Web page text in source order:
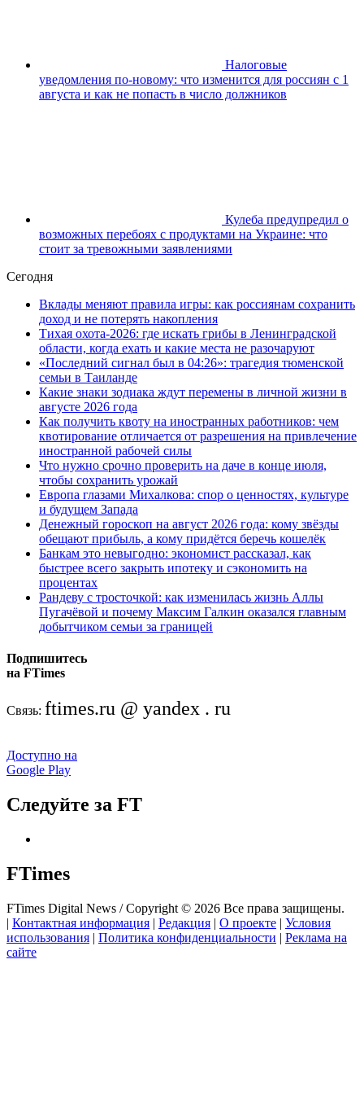
Налоговые
уведомления по-новому: что изменится для россиян с 1
августа и как не попасть в число должников
Кулеба предупредил о
возможных перебоях с продуктами на Украине: что
стоит за тревожными заявлениями
Сегодня
Вклады меняют правила игры: как россиянам сохранить
доход и не потерять накопления
Тихая охота-2026: где искать грибы в Ленинградской
области, когда ехать и какие места не разочаруют
«Последний сигнал был в 04:26»: трагедия тюменской
семьи в Таиланде
Какие знаки зодиака ждут перемены в личной жизни в
августе 2026 года
Как получить квоту на иностранных работников: чем
квотирование отличается от разрешения на привлечение
иностранной рабочей силы
Что нужно срочно проверить на даче в конце июля,
чтобы сохранить урожай
Европа глазами Михалкова: спор о ценностях, культуре
и будущем Запада
Денежный гороскоп на август 2026 года: кому звёзды
обещают прибыль, а кому придётся беречь кошелёк
Банкам это невыгодно: экономист рассказал, как
быстрее всего закрыть ипотеку и сэкономить на
процентах
Рандеву с тросточкой: как изменилась жизнь Аллы
Пугачёвой и почему Максим Галкин оказался главным
добытчиком семьи за границей
Подпишитесь
на FTimes
Связь: ftimes.ru @ yandex . ru
Доступно на
Google Play
Следуйте за FT
FTimes
FTimes Digital News / Copyright © 2026 Все права защищены.
| Контактная информация | Редакция | О проекте | Условия
использования | Политика конфиденциальности | Реклама на
сайте